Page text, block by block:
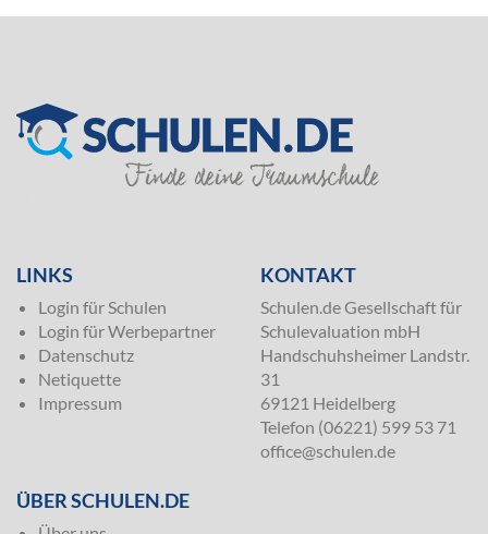
LINKS
Login für Schulen
Login für Werbepartner
Datenschutz
Netiquette
Impressum
KONTAKT
Schulen.de Gesellschaft für
Schulevaluation mbH
Handschuhsheimer Landstr.
31
69121 Heidelberg
Telefon (06221) 599 53 71
office@schulen.de
ÜBER SCHULEN.DE